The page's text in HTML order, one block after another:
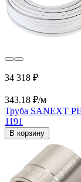
34 318 ₽
343.18 ₽/м
Труба SANEXT
1191
В корзину